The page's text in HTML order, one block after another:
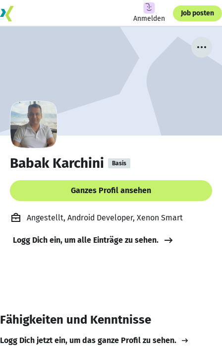
Anmelden
Job posten
Babak Karchini Basis
Ganzes Profil ansehen
Angestellt, Android Developer, Xenon Smart
Logg Dich ein, um alle Einträge zu sehen.
Fähigkeiten und Kenntnisse
Logg Dich jetzt ein, um das ganze Profil zu sehen.